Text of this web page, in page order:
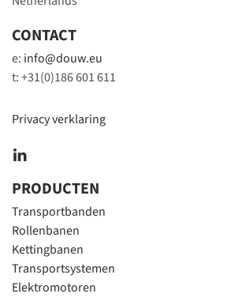
CONTACT
e: info@douw.eu
t: +31(0)186 601 611
Privacy verklaring
PRODUCTEN
Transportbanden
Rollenbanen
Kettingbanen
Transportsystemen
Elektromotoren